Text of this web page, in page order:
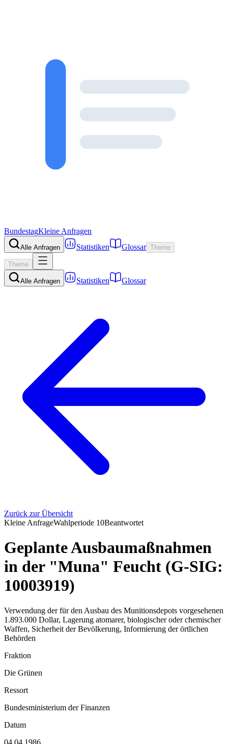
BundestagKleine Anfragen
Alle Anfragen Statistiken Glossar Theme
Theme
Alle Anfragen Statistiken Glossar
Zurück zur Übersicht
Kleine AnfrageWahlperiode 10Beantwortet
Geplante Ausbaumaßnahmen
in der "Muna" Feucht (G-SIG:
10003919)
Verwendung der für den Ausbau des Munitionsdepots vorgesehenen
1.893.000 Dollar, Lagerung atomarer, biologischer oder chemischer
Waffen, Sicherheit der Bevölkerung, Informierung der örtlichen
Behörden
Fraktion
Die Grünen
Ressort
Bundesministerium der Finanzen
Datum
04.04.1986